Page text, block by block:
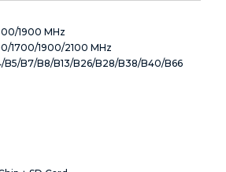
1900 MHz
1700/1900/2100 MHz
B5/B7/B8/B13/B26/B28/B38/B40/B66